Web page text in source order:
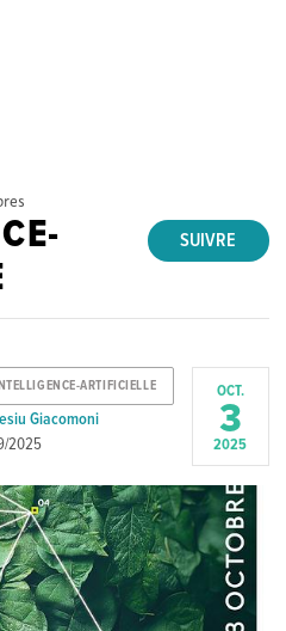
SUIVRE
ARTIFICIELLE
Giacomoni
2025
OCT.
3
2025